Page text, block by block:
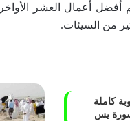
أعمال العشر
من السيئات.
كاملة
سورة يس